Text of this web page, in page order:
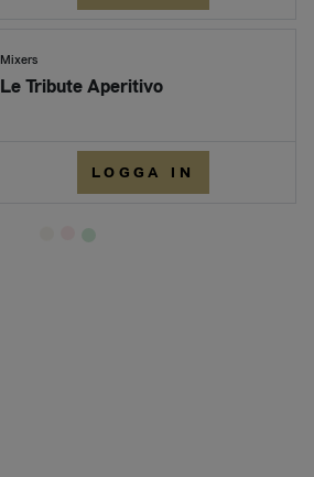
Mixers
Le Tribute Aperitivo
LOGGA IN